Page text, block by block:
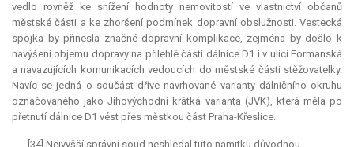
vedlo rovněž ke snížení hodnoty nemovitostí ve vlastnictví občanů
městské části a ke zhoršení podmínek dopravní obslužnosti. Vestecká
spojka by přinesla značné dopravní komplikace, zejména by došlo k
navýšení objemu dopravy na přilehlé části dálnice D1 i v ulici Formanská
a navazujících komunikacích vedoucích do městské části stěžovatelky.
Navíc se jedná o součást dříve navrhované varianty dálničního okruhu
označovaného jako Jihovýchodní krátká varianta (JVK), která měla po
přetnutí dálnice D1 vést přes městkou část Praha-Křeslice.
[34] Nejvyšší správní soud neshledal tuto námitku důvodnou.